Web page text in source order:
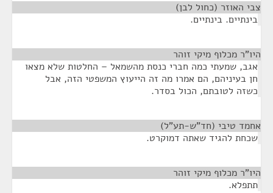
צבי האוזר (כחול לבן)
בינתיים. בינתיים.
היו"ר מכלוף מיקי זוהר
אגב, שמעתי כמה חברי כנסת מהשמאל – החלטות שלא מצאו
חן בעיניהם, הם אמרו מה זה הייעוץ המשפטי הזה, אבל
כשזה לטובתם, הכול בסדר.
אחמד טיבי (חד"ש-תע"ל)
שכחת להגיד שאתה דמוקרט.
היו"ר מכלוף מיקי זוהר
תתפלא.